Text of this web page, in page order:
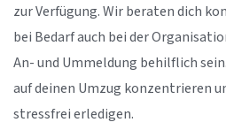
zur Verfügung. Wir beraten dich
bei Bedarf auch bei der
An- und Ummeldung behilflich
auf deinen Umzug konzentrieren
stressfrei erledigen.